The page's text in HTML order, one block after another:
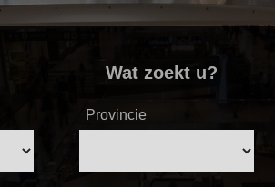
Wat zoekt u?
Provincie